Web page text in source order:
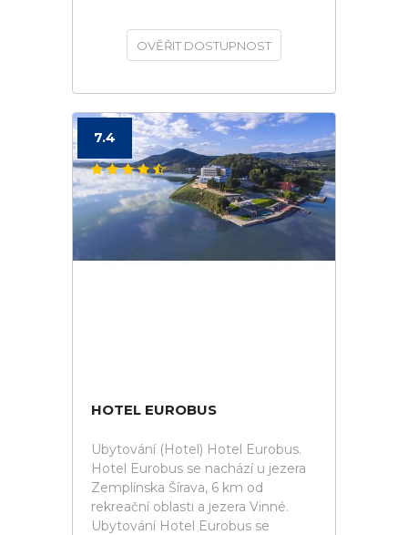
OVĚŘIT DOSTUPNOST
7.4
HOTEL EUROBUS
Ubytování (Hotel) Hotel Eurobus.
Hotel Eurobus se nachází u jezera
Zemplínska Šírava, 6 km od
rekreační oblasti a jezera Vinné.
Ubytování Hotel Eurobus se